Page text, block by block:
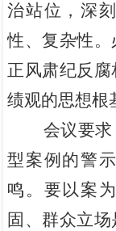
治站位，深
性、复杂性。
正风肃纪反
绩观的思想根
会议要求
型案例的警
鸣。要以案
固、群众立场